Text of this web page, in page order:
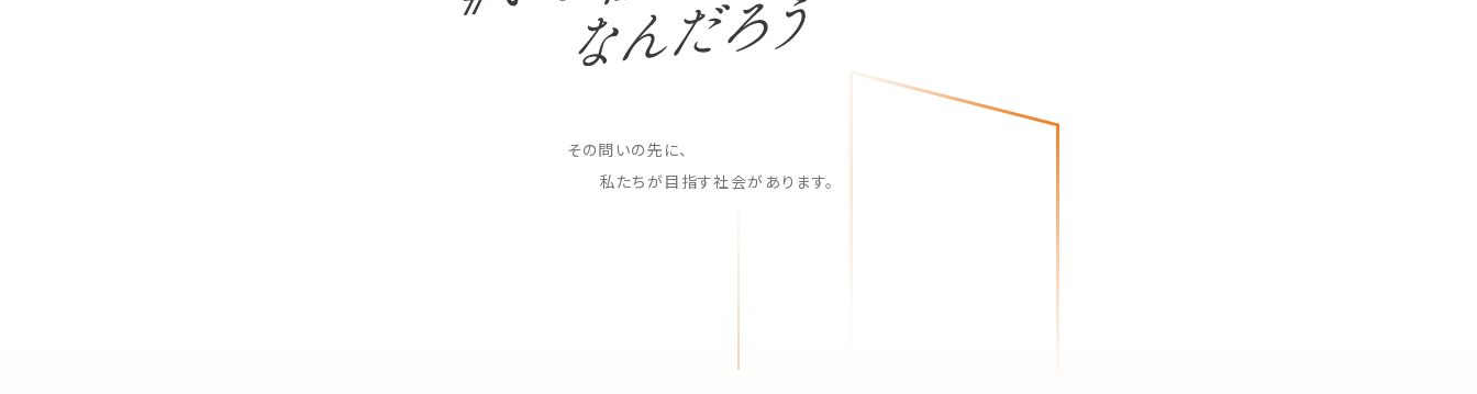
その問いの先に、
私たちが目指す社会があります。